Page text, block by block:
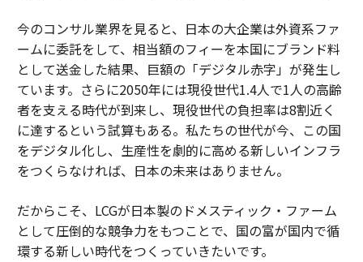
今のコンサル業界を見ると、日本の大企業は外資系ファ
ームに委託をして、相当額のフィーを本国にブランド料
として送金した結果、巨額の「デジタル赤字」が発生し
ています。さらに2050年には現役世代1.4人で1人の高齢
者を支える時代が到来し、現役世代の負担率は8割近く
に達するという試算もある。私たちの世代が今、この国
をデジタル化し、生産性を劇的に高める新しいインフラ
をつくらなければ、日本の未来はありません。
だからこそ、LCGが日本製のドメスティック・ファーム
として圧倒的な競争力をもつことで、国の富が国内で循
環する新しい時代をつくっていきたいです。